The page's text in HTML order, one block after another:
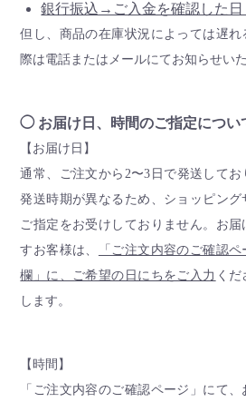
銀行振込→ご入金を確認した日
但し、商品の在庫状況によっては遅
際は電話またはメールにてお知らせいた
◯ お届け日、時間のご指定につい
【お届け日】
通常、ご注文から2〜3日で発送して
発送時期が異なるため、ショッピン
ご指定をお受けしておりません。お届
すお客様は、
「ご注文内容のご確認
欄」に、ご希望の日にちをご入力 く
します。
【時間】
「ご注文内容のご確認ページ」にて